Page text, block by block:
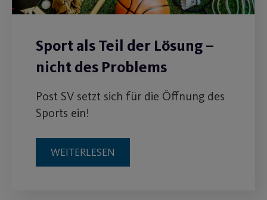
Sport als Teil der Lösung –
nicht des Problems
Post SV setzt sich für die Öffnung des
Sports ein!
WEITERLESEN